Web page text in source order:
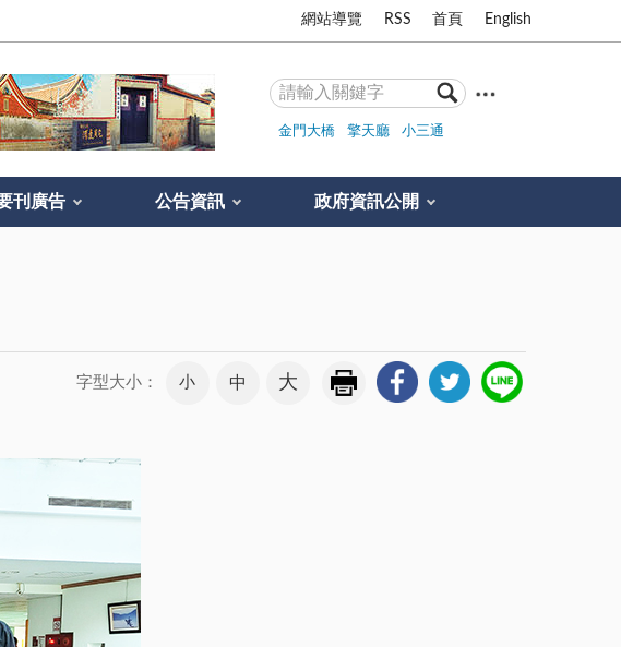
網站導覽 RSS 首頁 English
金門大橋 擎天廳 小三通
刊廣告 公告資訊 政府資訊公開
字型大小： 小 中 大